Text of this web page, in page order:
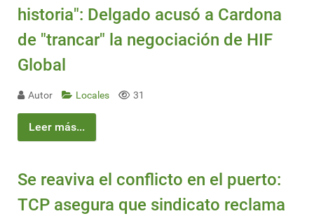
historia": Delgado acusó a Cardona
de "trancar" la negociación de HIF
Global
Autor Locales 31
Leer más...
Se reaviva el conflicto en el puerto:
TCP asegura que sindicato reclama